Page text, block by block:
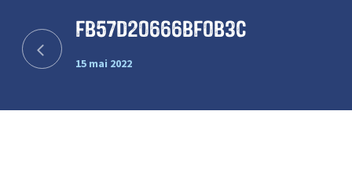
fb57d20666bf0b3c
15 mai 2022